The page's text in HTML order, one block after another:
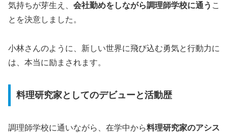
気持ちが芽生え、 会社勤めをしながら調理師学校に通う こ
とを決意しました。
小林さんのように、新しい世界に飛び込む勇気と行動力に
は、本当に励まされます。
料理研究家としてのデビューと活動歴
調理師学校に通いながら、在学中から料理研究家のアシス